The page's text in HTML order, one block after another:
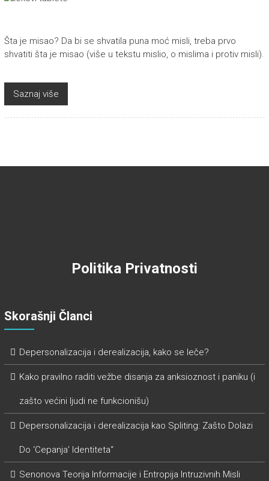
Šta je misao? Da bi se shvatila puna moć misli, treba prvo
shvatiti šta je misao (više u tekstu mislio, o mislima i protiv misli).
Saznaj više
Politika Privatnosti
Skorašnji Članci
Depersonalizacija i derealizacija, kako se leče?
Kako pravilno raditi vežbe disanja za anksioznost i paniku (i
zašto većini ljudi ne funkcionišu)
Depersonalizacija i derealizacija kao Spliting: Zašto Dolazi
Do ‘Cepanja’ Identiteta“
Senonova Teorija Informacije i Entropija Intruzivnih Misli